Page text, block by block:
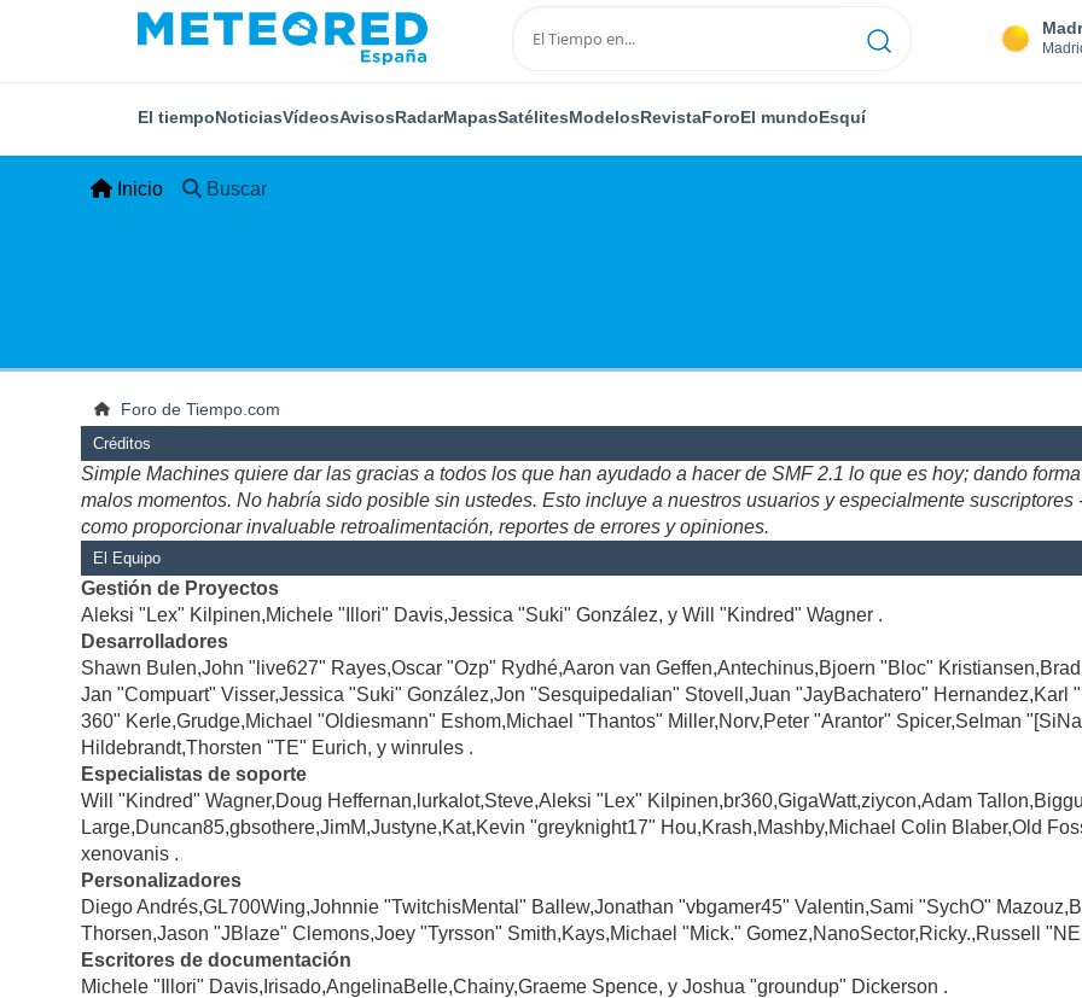
El tiempoNoticiasVídeosAvisosRadarMapasSatélitesModelosRevistaForoEl mundoEsquí
Inicio Buscar
Foro de Tiempo.com
Créditos
Simple Machines quiere dar las gracias a todos los que han ayudado a hacer de SMF 2.1 lo que es hoy; dando
malos momentos. No habría sido posible sin ustedes. Esto incluye a nuestros usuarios y especialmente
como proporcionar invaluable retroalimentación, reportes de errores y opiniones.
El Equipo
Gestión de Proyectos
Aleksi "Lex" Kilpinen,Michele "Illori" Davis,Jessica "Suki" González, y Will "Kindred" Wagner .
Desarrolladores
Shawn Bulen,John "live627" Rayes,Oscar "Ozp" Rydhé,Aaron van Geffen,Antechinus,Bjoern "Bloc"
Jan "Compuart" Visser,Jessica "Suki" González,Jon "Sesquipedalian" Stovell,Juan "JayBachatero"
360" Kerle,Grudge,Michael "Oldiesmann" Eshom,Michael "Thantos" Miller,Norv,Peter "Arantor" Spicer,Selman
Hildebrandt,Thorsten "TE" Eurich, y winrules .
Especialistas de soporte
Will "Kindred" Wagner,Doug Heffernan,lurkalot,Steve,Aleksi "Lex" Kilpinen,br360,GigaWatt,ziycon,Adam
Large,Duncan85,gbsothere,JimM,Justyne,Kat,Kevin "greyknight17" Hou,Krash,Mashby,Michael Colin Blaber,Old
xenovanis .
Personalizadores
Diego Andrés,GL700Wing,Johnnie "TwitchisMental" Ballew,Jonathan "vbgamer45" Valentin,Sami "SychO"
Thorsen,Jason "JBlaze" Clemons,Joey "Tyrsson" Smith,Kays,Michael "Mick." Gomez,NanoSector,Ricky.,Russell
Escritores de documentación
Michele "Illori" Davis,Irisado,AngelinaBelle,Chainy,Graeme Spence, y Joshua "groundup" Dickerson .